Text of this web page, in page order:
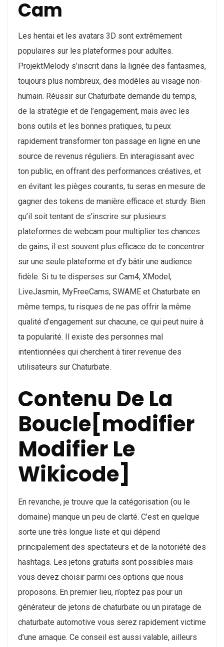
Cam
Les hentai et les avatars 3D sont extrêmement
populaires sur les plateformes pour adultes.
ProjektMelody s’inscrit dans la lignée des fantasmes,
toujours plus nombreux, des modèles au visage non-
humain. Réussir sur Chaturbate demande du temps,
de la stratégie et de l’engagement, mais avec les
bons outils et les bonnes pratiques, tu peux
rapidement transformer ton passage en ligne en une
source de revenus réguliers. En interagissant avec
ton public, en offrant des performances créatives, et
en évitant les pièges courants, tu seras en mesure de
gagner des tokens de manière efficace et sturdy. Bien
qu’il soit tentant de s’inscrire sur plusieurs
plateformes de webcam pour multiplier tes chances
de gains, il est souvent plus efficace de te concentrer
sur une seule plateforme et d’y bâtir une audience
fidèle. Si tu te disperses sur Cam4, XModel,
LiveJasmin, MyFreeCams, SWAME et Chaturbate en
même temps, tu risques de ne pas offrir la même
qualité d’engagement sur chacune, ce qui peut nuire à
ta popularité. Il existe des personnes mal
intentionnées qui cherchent à tirer revenue des
utilisateurs sur Chaturbate.
Contenu De La
Boucle[modifier
Modifier Le
Wikicode]
En revanche, je trouve que la catégorisation (ou le
domaine) manque un peu de clarté. C’est en quelque
sorte une très longue liste et qui dépend
principalement des spectateurs et de la notoriété des
hashtags. Les jetons gratuits sont possibles mais
vous devez choisir parmi ces options que nous
proposons. En premier lieu, n’optez pas pour un
générateur de jetons de chaturbate ou un piratage de
chaturbate automotive vous serez rapidement victime
d’une arnaque. Ce conseil est aussi valable, ailleurs